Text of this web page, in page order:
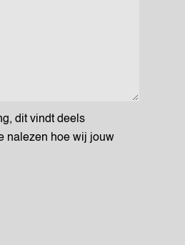
dit vindt deels
nalezen hoe wij jouw